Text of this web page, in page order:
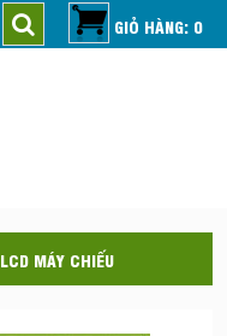
LCD MÁY CHIẾU
GIỎ HÀNG: 0